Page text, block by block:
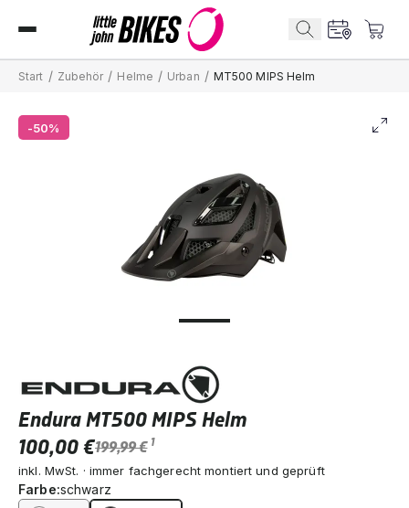
Start / Zubehör / Helme / Urban / MT500 MIPS Helm
-50%
Endura MT500 MIPS Helm
100,00 €199,99 € 1
inkl. MwSt. · immer fachgerecht montiert und geprüft
Farbe:schwarz